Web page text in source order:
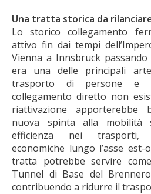
Una tratta storica da
Lo storico collegamento
attivo fin dai tempi
Vienna a Innsbruck
era una delle principali
trasporto di persone e
collegamento diretto non
riattivazione apporterebbe
nuova spinta alla mobilità
efficienza nei trasporti,
economiche lungo l’asse
tratta potrebbe servire
Tunnel di Base del
contribuendo a ridurre il